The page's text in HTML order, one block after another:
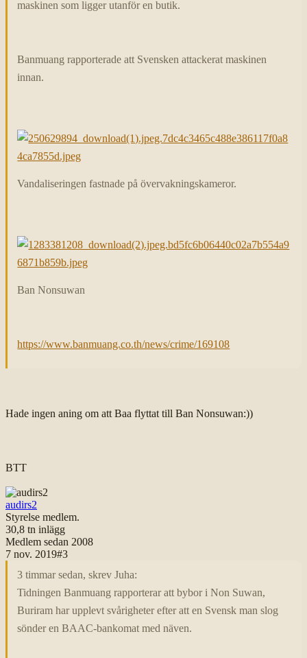
maskinen som ligger utanför en butik.
Banmuang rapporterade att Svensken attackerat maskinen
innan.
Vandaliseringen fastnade på övervakningskameror.
Ban Nonsuwan
https://www.banmuang.co.th/news/crime/169108
Hade ingen aning om att Baa flyttat till Ban Nonsuwan:))
BTT
audirs2
Styrelse medlem.
30,8 tn inlägg
Medlem sedan 2008
7 nov. 2019#3
3 timmar sedan, skrev Juha:
Tidningen Banmuang rapporterar att bybor i Non Suwan,
Buriram har upplevt svårigheter efter att en Svensk man slog
sönder en BAAC-bankomat med näven.